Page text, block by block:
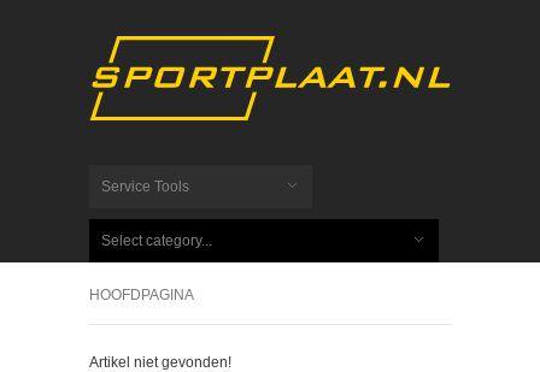
Service Tools
Select category...
HOOFDPAGINA
Artikel niet gevonden!